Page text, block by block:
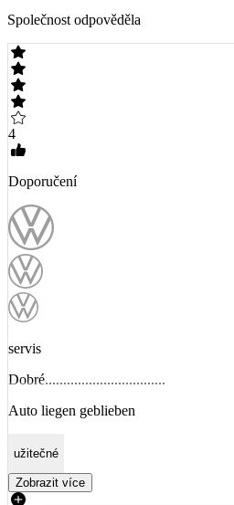
Společnost odpověděla
4
Doporučení
servis
Dobré.................................
Auto liegen geblieben
užitečné
Zobrazit více